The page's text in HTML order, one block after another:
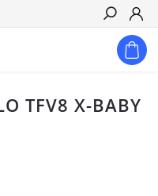
Hledat
TFV8 X-BABY